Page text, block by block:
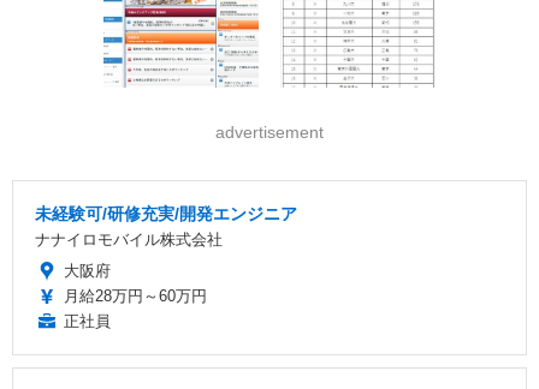
advertisement
未経験可/研修充実/開発エンジニア
ナナイロモバイル株式会社
大阪府
月給28万円～60万円
正社員